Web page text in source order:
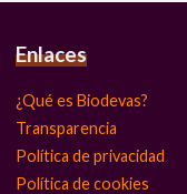
Enlaces
¿Qué es Biodevas?
Transparencia
Política de privacidad
Política de cookies